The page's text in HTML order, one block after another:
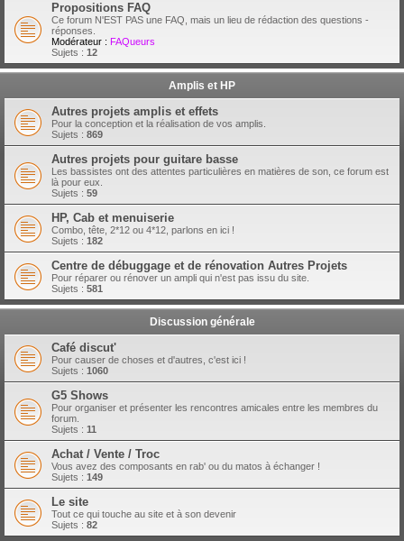
Propositions FAQ
Ce forum N'EST PAS une FAQ, mais un lieu de rédaction des questions -
réponses.
Modérateur : FAQueurs
Sujets : 12
Amplis et HP
Autres projets amplis et effets
Pour la conception et la réalisation de vos amplis.
Sujets : 869
Autres projets pour guitare basse
Les bassistes ont des attentes particulières en matières de son, ce forum est
là pour eux.
Sujets : 59
HP, Cab et menuiserie
Combo, tête, 2*12 ou 4*12, parlons en ici !
Sujets : 182
Centre de débuggage et de rénovation Autres Projets
Pour réparer ou rénover un ampli qui n'est pas issu du site.
Sujets : 581
Discussion générale
Café discut'
Pour causer de choses et d'autres, c'est ici !
Sujets : 1060
G5 Shows
Pour organiser et présenter les rencontres amicales entre les membres du
forum.
Sujets : 11
Achat / Vente / Troc
Vous avez des composants en rab' ou du matos à échanger !
Sujets : 149
Le site
Tout ce qui touche au site et à son devenir
Sujets : 82